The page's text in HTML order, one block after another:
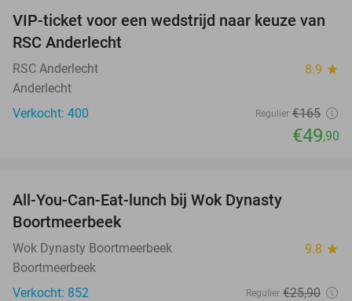
70%
OUT
VIP-ticket voor een wedstrijd naar keuze van
RSC Anderlecht
RSC Anderlecht 8.9 star
Anderlecht
Verkocht: 400
Regulier €165
€49,90
All-You-Can-Eat-lunch bij Wok Dynasty
Boortmeerbeek
Wok Dynasty Boortmeerbeek 9.8 star
Boortmeerbeek
Verkocht: 852
Regulier €25,90